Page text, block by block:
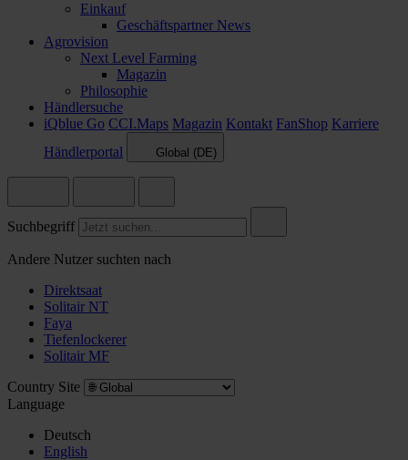
Einkauf
Geschäftspartner News
Agrovision
Next Level Farming
Magazin
Philosophie
Händlersuche
iQblue Go CCI.Maps Magazin Kontakt FanShop Karriere
Händlerportal
Global (DE)
Suchbegriff
Andere Nutzer suchten nach
Direktsaat
Solitair NT
Faya
Tiefenlockerer
Solitair MF
Country Site
Language
Deutsch
English